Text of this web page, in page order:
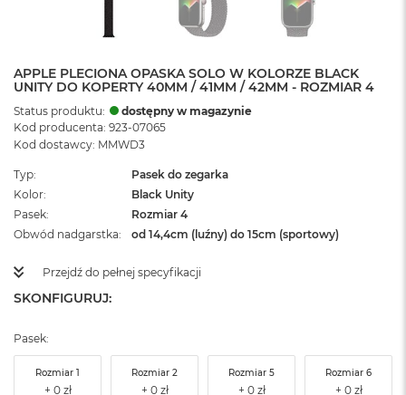
APPLE PLECIONA OPASKA SOLO W KOLORZE BLACK
UNITY DO KOPERTY 40MM / 41MM / 42MM - ROZMIAR 4
Status produktu:
dostępny w magazynie
Kod producenta: 923-07065
Kod dostawcy: MMWD3
Typ
Pasek do zegarka
Kolor
Black Unity
Pasek
Rozmiar 4
Obwód nadgarstka
od 14,4cm (luźny) do 15cm (sportowy)
Przejdź do pełnej specyfikacji
SKONFIGURUJ:
Pasek:
Rozmiar 1 Rozmiar 2 Rozmiar 5 Rozmiar 6